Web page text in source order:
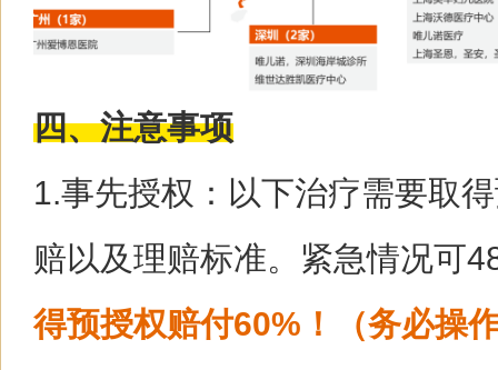
四、注意事项
1.事先授权：以下治疗需要取
赔以及理赔标准。紧急情况可
得预授权赔付60%！（务必操